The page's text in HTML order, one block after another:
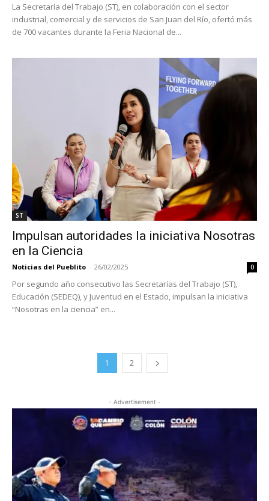
La Secretaría del Trabajo (ST), en colaboración con el sector
industrial, comercial y de servicios de San Juan del Río, ofertó más
de 700 vacantes durante la Feria Nacional de...
ST
Impulsan autoridades la iniciativa Nosotras
en la Ciencia
Noticias del Pueblito - 26/02/2025 0
Por segundo año consecutivo las Secretarías del Trabajo (ST),
Educación (SEDEQ), y Juventud en el Estado, impulsan la iniciativa
“Nosotras en la ciencia” en...
1 2
- Advertisement -